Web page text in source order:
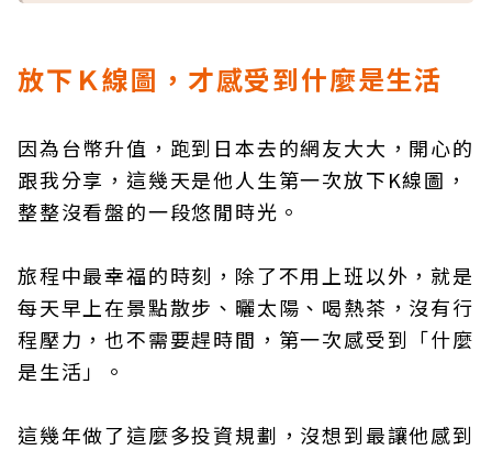
放下Ｋ線圖，才感受到什麼是生活
因為台幣升值，跑到日本去的網友大大，開心的
跟我分享，這幾天是他人生第一次放下K線圖，
整整沒看盤的一段悠閒時光。
旅程中最幸福的時刻，除了不用上班以外，就是
每天早上在景點散步、曬太陽、喝熱茶，沒有行
程壓力，也不需要趕時間，第一次感受到「什麼
是生活」。
這幾年做了這麼多投資規劃，沒想到最讓他感到